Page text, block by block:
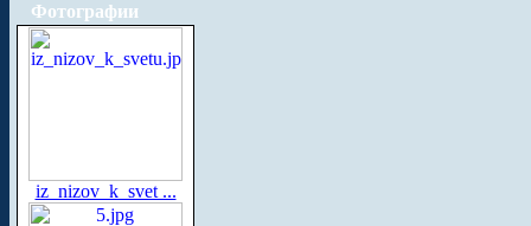
Фотографии
iz_nizov_k_svet ...